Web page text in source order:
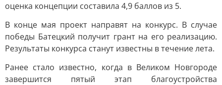
оценка концепции составила 4,9 баллов из 5.
В конце мая проект направят на конкурс. В случае
победы Батецкий получит грант на его реализацию.
Результаты конкурса станут известны в течение лета.
Ранее стало известно, когда в Великом Новгороде
завершится пятый этап благоустройства